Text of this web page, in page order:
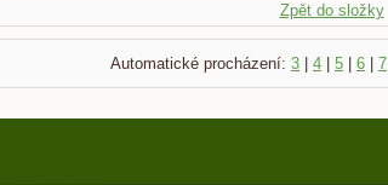
Zpět do složky
Automatické procházení: 3 4 5 6 7